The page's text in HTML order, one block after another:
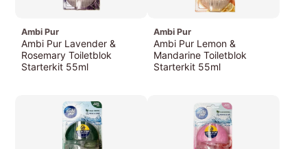
Ambi Pur
Ambi Pur Lavender &
Rosemary Toiletblok
Starterkit 55ml
Ambi Pur
Ambi Pur Lemon &
Mandarine Toiletblok
Starterkit 55ml